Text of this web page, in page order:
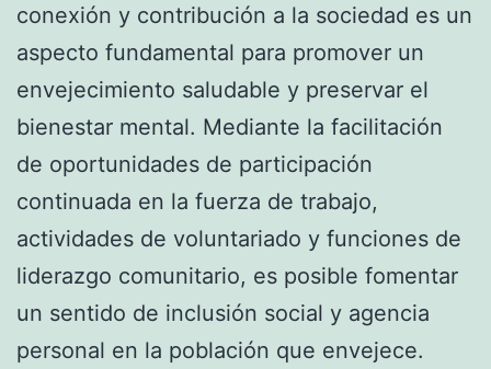
conexión y contribución a la sociedad es un
aspecto fundamental para promover un
envejecimiento saludable y preservar el
bienestar mental. Mediante la facilitación
de oportunidades de participación
continuada en la fuerza de trabajo,
actividades de voluntariado y funciones de
liderazgo comunitario, es posible fomentar
un sentido de inclusión social y agencia
personal en la población que envejece.